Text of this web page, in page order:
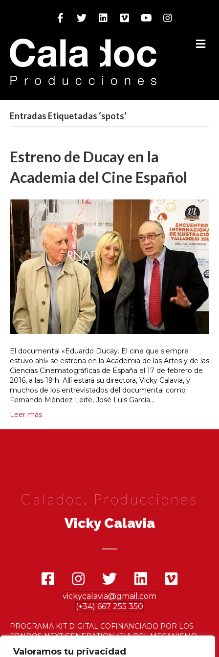
Valoramos tu privacidad
Facebook Twitter Linkedin Vimeo Youtube Instagram
Entradas Etiquetadas ‘spots’
Estreno de Ducay en la
Academia del Cine Español
El documental «Eduardo Ducay. El cine que siempre
estuvo ahí» se estrena en la Academia de las Artes y de las
Ciencias Cinematográficas de España el 17 de febrero de
2016, a las 19 h. Allí estará su directora, Vicky Calavia, y
muchos de los entrevistados del documental como
Fernando Méndez Leite, José Luis García…
Leer más
Caladoc. Producciones
Vicky Calavia
vickycalavia@gmail.com
(+34) 667 255 350
PROGRAMA KIT DIGITAL COFINANCIADO POR LOS
FONDOS NEXT GENERATION (EU) DEL MECANISMO
DE RECUPERACIÓN Y RESILENCIA